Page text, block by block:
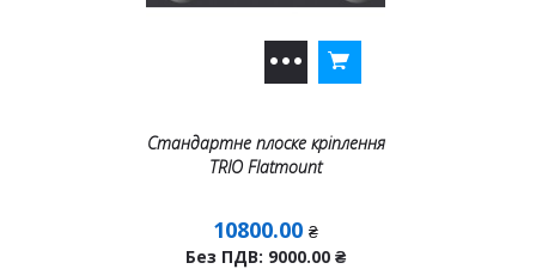
Стандартне плоске кріплення
TRIO Flatmount
10800.00 ₴
Без ПДВ: 9000.00 ₴